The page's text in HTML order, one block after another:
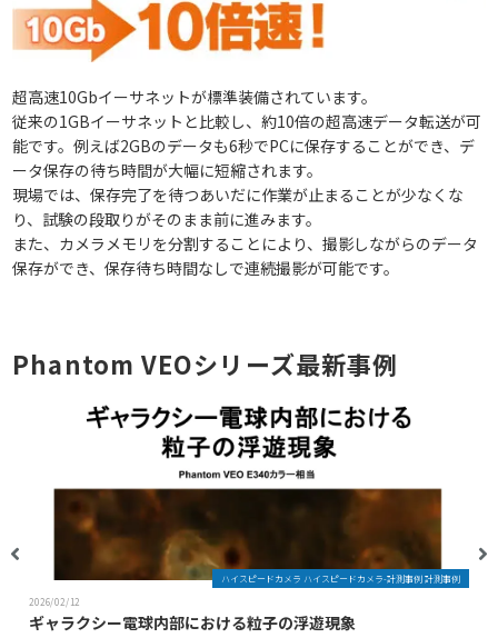
超高速10Gbイーサネットが標準装備されています。
従来の1GBイーサネットと比較し、約10倍の超高速データ転送が可
能です。例えば2GBのデータも6秒でPCに保存することができ、デ
ータ保存の待ち時間が大幅に短縮されます。
現場では、保存完了を待つあいだに作業が止まることが少なくな
り、試験の段取りがそのまま前に進みます。
また、カメラメモリを分割することにより、撮影しながらのデータ
保存ができ、保存待ち時間なしで連続撮影が可能です。
Phantom VEOシリーズ最新事例
2026/02/12
ギャラクシー電球内部における粒子の浮遊現象
ハイスピードカメラ ハイスピードカメラ-計測事例 計測事例